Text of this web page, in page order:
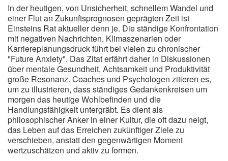
In der heutigen, von Unsicherheit, schnellem Wandel und
einer Flut an Zukunftsprognosen geprägten Zeit ist
Einsteins Rat aktueller denn je. Die ständige Konfrontation
mit negativen Nachrichten, Klimaszenarien oder
Karriereplanungsdruck führt bei vielen zu chronischer
"Future Anxiety". Das Zitat erfährt daher in Diskussionen
über mentale Gesundheit, Achtsamkeit und Produktivität
große Resonanz. Coaches und Psychologen zitieren es,
um zu illustrieren, dass ständiges Gedankenkreisen um
morgen das heutige Wohlbefinden und die
Handlungsfähigkeit untergräbt. Es dient als
philosophischer Anker in einer Kultur, die oft dazu neigt,
das Leben auf das Erreichen zukünftiger Ziele zu
verschieben, anstatt den gegenwärtigen Moment
wertzuschätzen und aktiv zu formen.